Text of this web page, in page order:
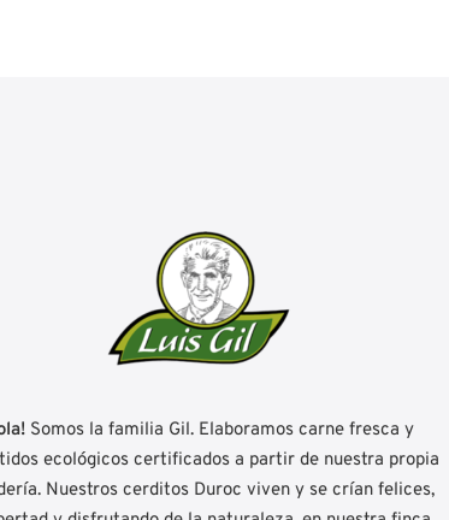
Somos la familia Gil. Elaboramos carne fresca y
ecológicos certificados a partir de nuestra propia
Nuestros cerditos Duroc viven y se crían felices,